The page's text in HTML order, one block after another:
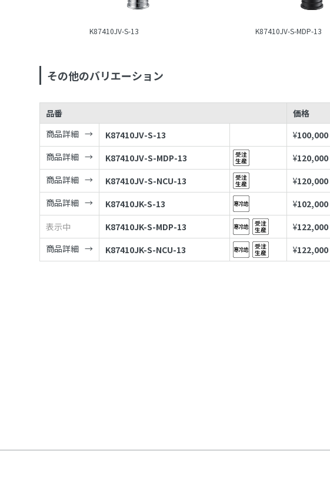
K87410JV-S-13 K87410JV-S-MDP-13
その他のバリエーション
品番 価格
商品詳細
K87410JV-S-13 ¥100,000
商品詳細
K87410JV-S-MDP-13 ¥120,000
商品詳細
K87410JV-S-NCU-13 ¥120,000
商品詳細
K87410JK-S-13 ¥102,000
表示中
K87410JK-S-MDP-13 ¥122,000
商品詳細
K87410JK-S-NCU-13 ¥122,000